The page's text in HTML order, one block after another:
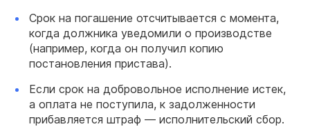
Срок на погашение отсчитывается с момента,
когда должника уведомили о производстве
(например, когда он получил копию
постановления пристава).
Если срок на добровольное исполнение истек,
а оплата не поступила, к задолженности
прибавляется штраф — исполнительский сбор.